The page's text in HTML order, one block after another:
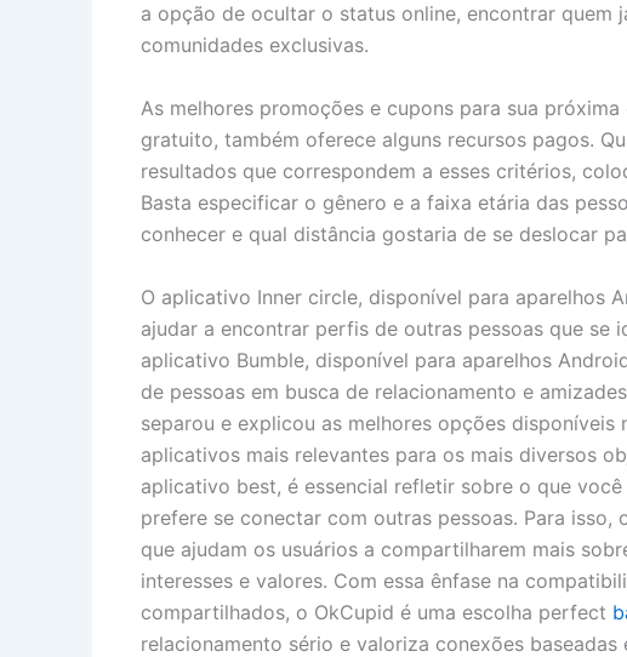
a opção de ocultar o status online, encontrar quem
comunidades exclusivas.
As melhores promoções e cupons para sua
gratuito, também oferece alguns recursos pagos.
resultados que correspondem a esses critérios,
Basta especificar o gênero e a faixa etária das
conhecer e qual distância gostaria de se deslocar
O aplicativo Inner circle, disponível para aparelhos
ajudar a encontrar perfis de outras pessoas que se
aplicativo Bumble, disponível para aparelhos
de pessoas em busca de relacionamento e
separou e explicou as melhores opções disponíveis
aplicativos mais relevantes para os mais diversos
aplicativo best, é essencial refletir sobre o que
prefere se conectar com outras pessoas. Para
que ajudam os usuários a compartilharem mais
interesses e valores. Com essa ênfase na
compartilhados, o OkCupid é uma escolha perfect
relacionamento sério e valoriza conexões baseadas